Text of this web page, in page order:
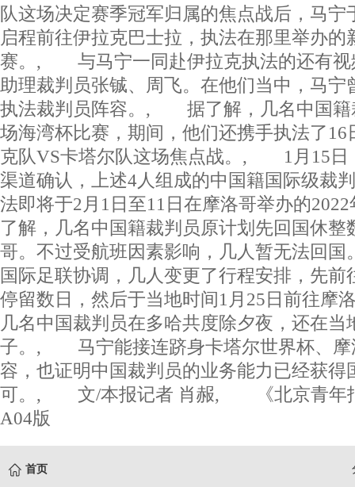
队这场决定赛季冠军归属的焦点战后，马宁
启程前往伊拉克巴士拉，执法在那里举办的
赛。, 与马宁一同赴伊拉克执法的还有视
助理裁判员张铖、周飞。在他们当中，马宁
执法裁判员阵容。, 据了解，几名中国籍
场海湾杯比赛，期间，他们还携手执法了16
克队VS卡塔尔队这场焦点战。, 1月15日
渠道确认，上述4人组成的中国籍国际级裁
法即将于2月1日至11日在摩洛哥举办的
了解，几名中国籍裁判员原计划先回国休整
哥。不过受航班因素影响，几人暂无法回国
国际足联协调，几人变更了行程安排，先前
停留数日，然后于当地时间1月25日前往
几名中国裁判员在多哈共度除夕夜，还在当
子。, 马宁能接连跻身卡塔尔世界杯、摩
容，也证明中国裁判员的业务能力已经获得
可。, 文/本报记者 肖赧, 《北京青年报
A04版
首页